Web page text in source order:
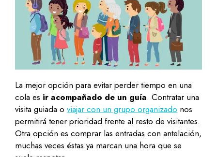
La mejor opción para evitar perder tiempo en una
cola es ir acompañado de un guía. Contratar una
visita guiada oviajar con un grupo organizado nos
permitirá tener prioridad frente al resto de visitantes.
Otra opción es comprar las entradas con antelación,
muchas veces éstas ya marcan una hora que se